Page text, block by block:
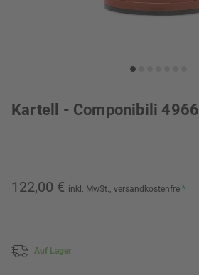
Kartell - Componibili 4966
122,00 € inkl. MwSt., versandkostenfrei*
Auf Lager